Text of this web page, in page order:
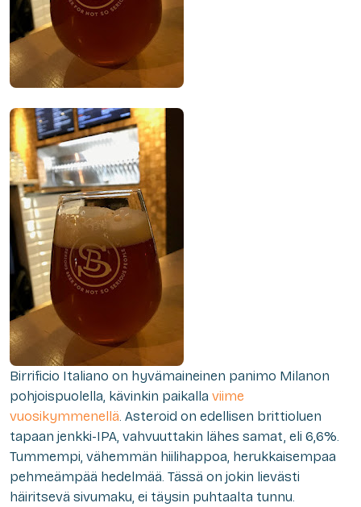
Birrificio Italiano on hyvämaineinen panimo Milanon
pohjoispuolella, kävinkin paikalla viime
vuosikymmenellä. Asteroid on edellisen brittioluen
tapaan jenkki-IPA, vahvuuttakin lähes samat, eli 6,6%.
Tummempi, vähemmän hiilihappoa, herukkaisempaa
pehmeämpää hedelmää. Tässä on jokin lievästi
häiritsevä sivumaku, ei täysin puhtaalta tunnu.